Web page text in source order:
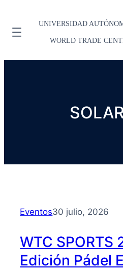
UNIVERSIDAD
WORLD TRADE
Eventos30 julio, 2026
WTC SPORTS
Edición Pádel